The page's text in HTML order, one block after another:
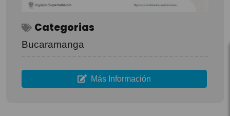
Categorias
Bucaramanga
Más Información